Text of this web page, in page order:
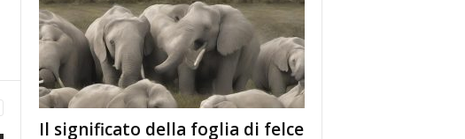
Il significato della foglia di felce